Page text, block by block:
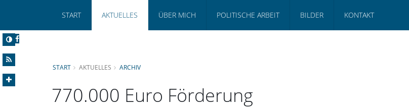
START AKTUELLES ÜBER MICH POLITISCHE ARBEIT BILDER KONTAKT
START AKTUELLES ARCHIV
770.000 Euro Förderung